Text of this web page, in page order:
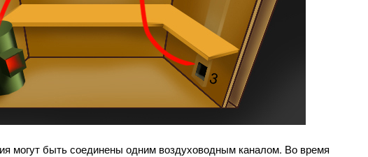
могут быть соединены одним воздуховодным каналом. Во время